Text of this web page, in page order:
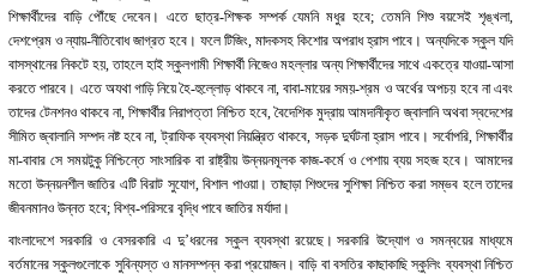
শিক্ষার্থীদের বাড়ি পৌঁছে দেবেন। এতে ছাত্র-শিক্ষক সম্পর্ক যেমনি মধুর হবে; তেমনি শিশু বয়সেই শৃঙ্খলা,
দেশপ্রেম ও ন্যায়-নীতিবোধ জাগ্রত হবে। ফলে টিজিং, মাদকসহ কিশোর অপরাধ হ্রাস পাবে। অন্যদিকে স্কুল যদি
বাসস্থানের নিকটে হয়, তাহলে হাই স্কুলগামী শিক্ষার্থী নিজেও মহল্লার অন্য শিক্ষার্থীদের সাথে একত্রে যাওয়া-আসা
করতে পারবে। এতে অযথা গাড়ি নিয়ে হৈ-হুল্লোড় থাকবে না, বাবা-মায়ের সময়-শ্রম ও অর্থের অপচয় হবে না এবং
তাদের টেনশনও থাকবে না, শিক্ষার্থীর নিরাপত্তা নিশ্চিত হবে, বৈদেশিক মুদ্রায় আমদানীকৃত জ্বালানি অথবা স্বদেশের
সীমিত জ্বালানি সম্পদ নষ্ট হবে না, ট্রাফিক ব্যবস্থা নিয়ন্ত্রিত থাকবে, সড়ক দুর্ঘটনা হ্রাস পাবে। সর্বোপরি, শিক্ষার্থীর
মা-বাবার সে সময়টুকু নিশ্চিন্তে সাংসারিক বা রাষ্ট্রীয় উন্নয়নমূলক কাজ-কর্মে ও পেশায় ব্যয় সহজ হবে। আমাদের
মতো উন্নয়নশীল জাতির এটি বিরাট সুযোগ, বিশাল পাওয়া। তাছাড়া শিশুদের সুশিক্ষা নিশ্চিত করা সম্ভব হলে তাদের
জীবনমানও উন্নত হবে; বিশ্ব-পরিসরে বৃদ্ধি পাবে জাতির মর্যাদা।
বাংলাদেশে সরকারি ও বেসরকারি এ দু’ধরনের স্কুল ব্যবস্থা রয়েছে। সরকারি উদ্যোগ ও সমন্বয়ের মাধ্যমে
বর্তমানের স্কুলগুলোকে সুবিন্যস্ত ও মানসম্পন্ন করা প্রয়োজন। বাড়ি বা বসতির কাছাকাছি স্কুলিং ব্যবস্থা নিশ্চিত